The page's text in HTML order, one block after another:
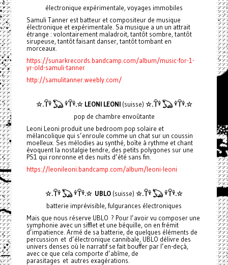
électronique expérimentale, voyages immobiles
Samuli Tanner est batteur et compositeur de musique
électronique et expérimentale. Sa musique a un un attrait
étrange : volontairement maladroit, tantôt sombre, tantôt
sirupeuse, tantôt faisant danser, tantôt tombant en
morceaux.
https://sunarkrecords.bandcamp.com/album/music-for-1-
yr-old-samuli-tanner
http://samulitanner.weebly.com/
☆.𓋼𓍊 𓆏 𓍊𓋼𓍊.☆LEONI LEONI (suisse) ☆.𓋼𓍊 𓆏 𓍊𓋼𓍊.☆
pop de chambre envoûtante
Leoni Leoni produit une bedroom pop solaire et
mélancolique qui s’enroule comme un chat sur un coussin
moelleux. Ses mélodies au synthé, boîte à rythme et chant
évoquent la nostalgie tendre, des petits polygones sur une
PS1 qui ronronne et des nuits d’été sans fin.
https://leonileoni.bandcamp.com/album/leoni-leoni
☆.𓋼𓍊 𓆏 𓍊𓋼𓍊.☆ UBLO (suisse) ☆.𓋼𓍊 𓆏 𓍊𓋼𓍊.☆
batterie imprévisible, fulgurances électroniques
Mais que nous réserve UBLO ? Pour l’avoir vu composer une
symphonie avec un sifflet et une béquille, on en frémit
d’impatience. Armé de sa batterie, de quelques éléments de
percussion et d’électronique cannibale, UBLO délivre des
univers denses où le narratif se fait bouffer par l’en-deçà,
avec ce que cela comporte d’abîme, de
parasitages et autres exagérations.